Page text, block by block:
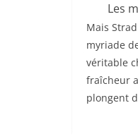
Les
Mais
myriade
véritable
fraîcheur
plongent